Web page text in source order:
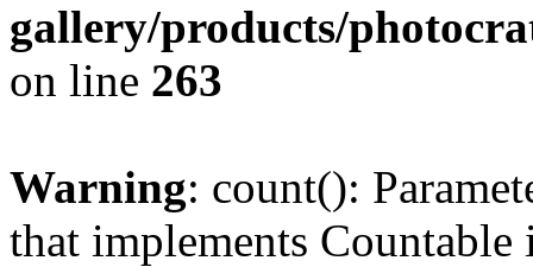
gallery/products/
on line 263
Warning: count():
that implements Countable